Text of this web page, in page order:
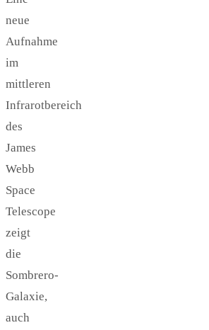
neue
Aufnahme
im
mittleren
Infrarotbereich
des
James
Webb
Space
Telescope
zeigt
die
Sombrero-
Galaxie,
auch